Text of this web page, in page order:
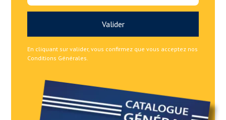
En cliquant sur valider, vous confirmez que vous acceptez nos
Conditions Générales.